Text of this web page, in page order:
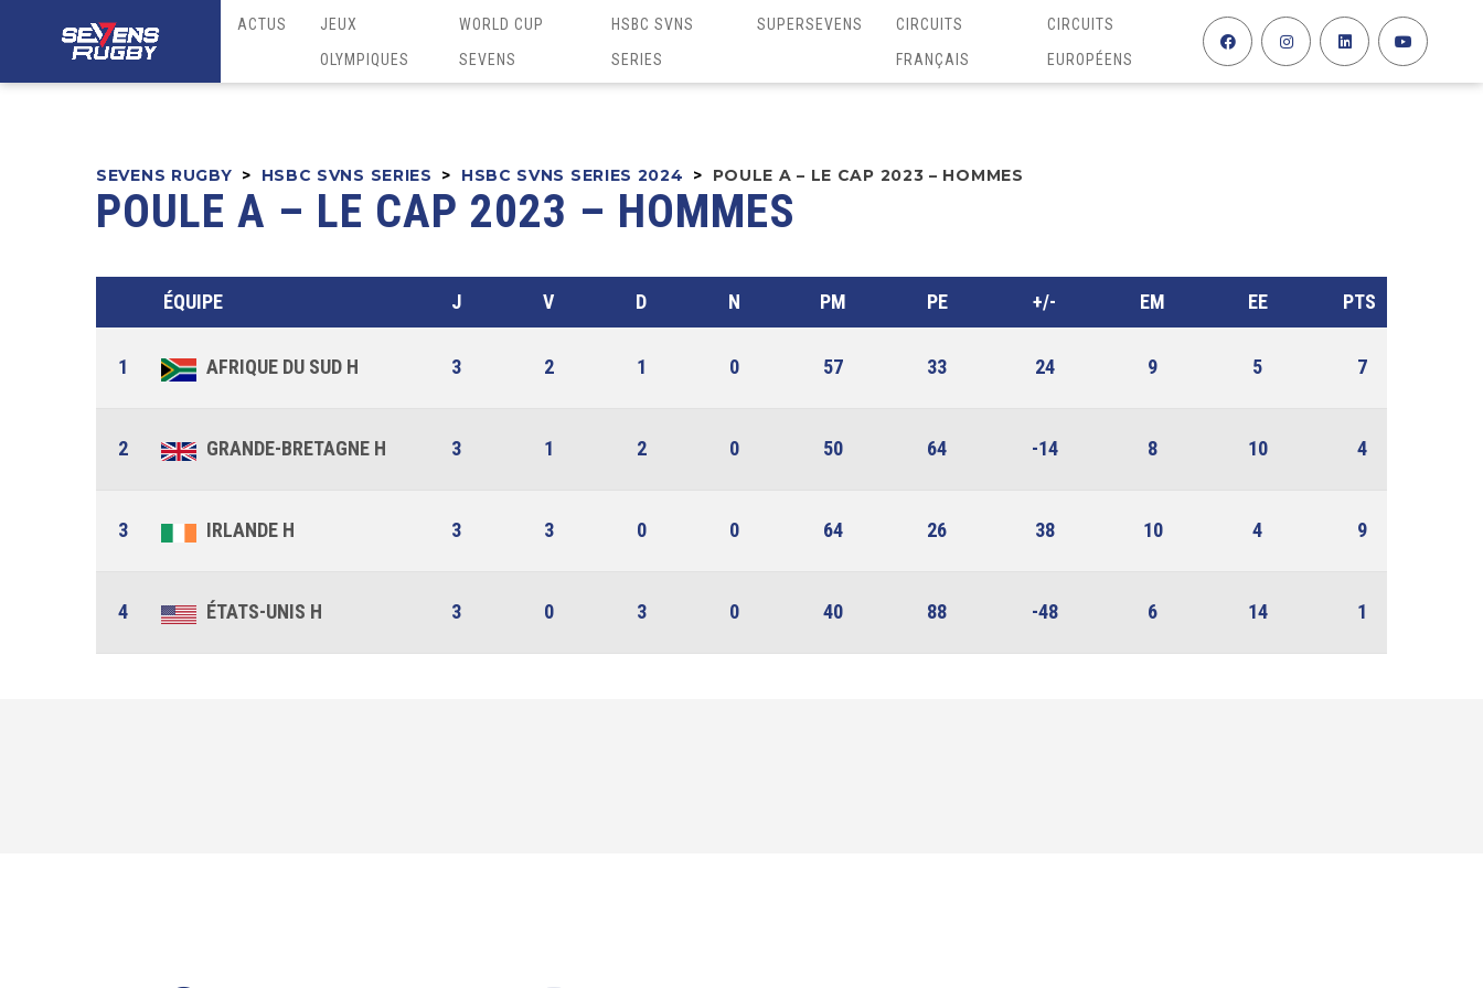
ACTUS
JEUX
OLYMPIQUES
WORLD CUP
SEVENS
HSBC SVNS
SERIES
SUPERSEVENS
CIRCUITS
FRANÇAIS
CIRCUITS
EUROPÉENS
SEVENS RUGBY > HSBC SVNS SERIES > HSBC SVNS SERIES 2024 > POULE A – LE CAP 2023 – HOMMES
POULE A – LE CAP 2023 – HOMMES
ÉQUIPE J V D N PM PE +/- EM EE PTS
1 AFRIQUE DU SUD H 3 2 1 0 57 33 24 9 5 7
2 GRANDE-BRETAGNE H 3 1 2 0 50 64 -14 8 10 4
3 IRLANDE H 3 3 0 0 64 26 38 10 4 9
4 ÉTATS-UNIS H 3 0 3 0 40 88 -48 6 14 1